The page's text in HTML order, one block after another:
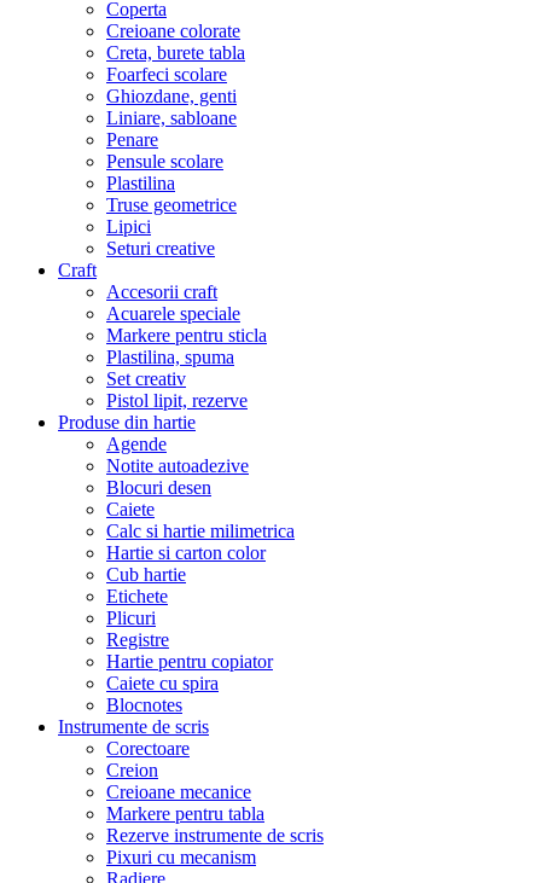
Coperta
Creioane colorate
Creta, burete tabla
Foarfeci scolare
Ghiozdane, genti
Liniare, sabloane
Penare
Pensule scolare
Plastilina
Truse geometrice
Lipici
Seturi creative
Craft
Accesorii craft
Acuarele speciale
Markere pentru sticla
Plastilina, spuma
Set creativ
Pistol lipit, rezerve
Produse din hartie
Agende
Notite autoadezive
Blocuri desen
Caiete
Calc si hartie milimetrica
Hartie si carton color
Cub hartie
Etichete
Plicuri
Registre
Hartie pentru copiator
Caiete cu spira
Blocnotes
Instrumente de scris
Corectoare
Creion
Creioane mecanice
Markere pentru tabla
Rezerve instrumente de scris
Pixuri cu mecanism
Radiere